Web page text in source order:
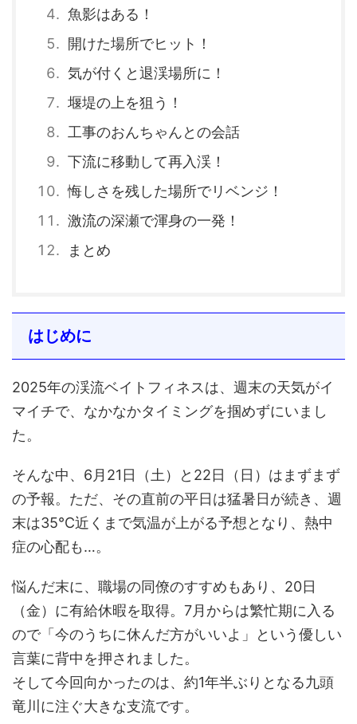
魚影はある！
開けた場所でヒット！
気が付くと退渓場所に！
堰堤の上を狙う！
工事のおんちゃんとの会話
下流に移動して再入渓！
悔しさを残した場所でリベンジ！
激流の深瀬で渾身の一発！
まとめ
はじめに
2025年の渓流ベイトフィネスは、週末の天気がイ
マイチで、なかなかタイミングを掴めずにいまし
た。
そんな中、6月21日（土）と22日（日）はまずまず
の予報。ただ、その直前の平日は猛暑日が続き、週
末は35℃近くまで気温が上がる予想となり、熱中
症の心配も…。
悩んだ末に、職場の同僚のすすめもあり、20日
（金）に有給休暇を取得。7月からは繁忙期に入る
ので「今のうちに休んだ方がいいよ」という優しい
言葉に背中を押されました。
そして今回向かったのは、約1年半ぶりとなる九頭
竜川に注ぐ大きな支流です。